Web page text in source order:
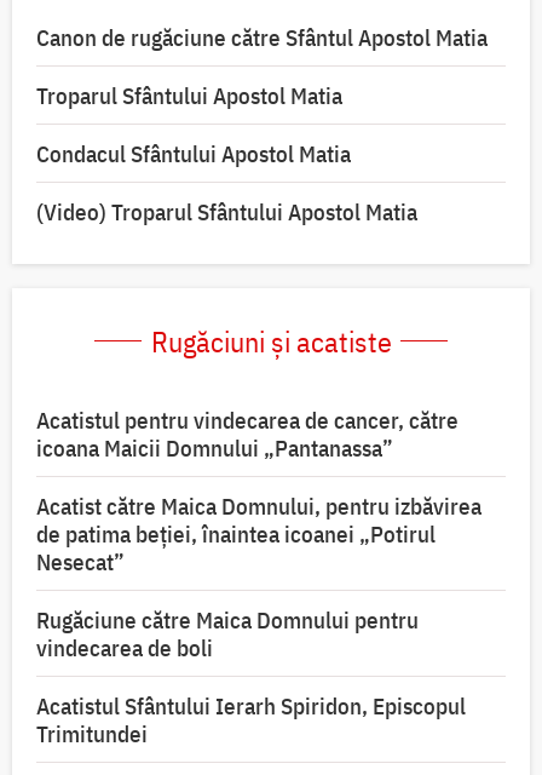
Canon de rugăciune către Sfântul Apostol Matia
Troparul Sfântului Apostol Matia
Condacul Sfântului Apostol Matia
(Video) Troparul Sfântului Apostol Matia
Rugăciuni și acatiste
Acatistul pentru vindecarea de cancer, către
icoana Maicii Domnului „Pantanassa”
Acatist către Maica Domnului, pentru izbăvirea
de patima beției, înaintea icoanei „Potirul
Nesecat”
Rugăciune către Maica Domnului pentru
vindecarea de boli
Acatistul Sfântului Ierarh Spiridon, Episcopul
Trimitundei